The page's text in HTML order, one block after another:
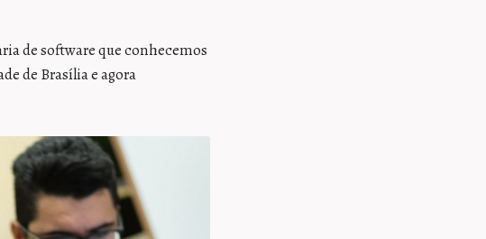
de software que conhecemos
de Brasília e agora